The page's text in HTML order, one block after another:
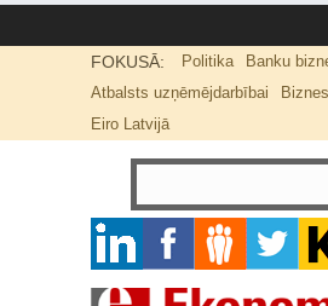
FOKUSĀ: Politika
Banku
Atbalsts uzņēmējdarbībai
Eiro Latvijā